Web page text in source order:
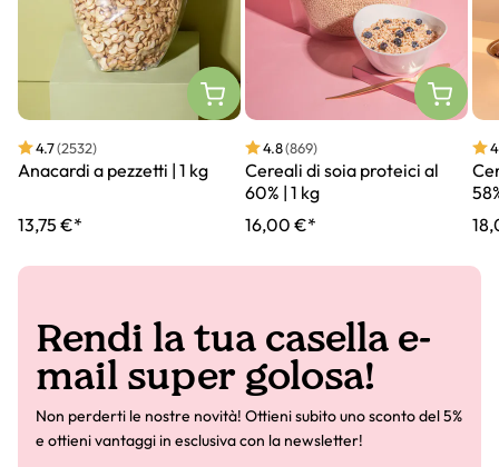
4.7(2532)
Anacardi a pezzetti | 1 kg
13,75 €*
4.8(869)
Cereali di soia proteici al
60% | 1 kg
16,00 €*
Rendi la tua casella e-
mail super golosa!
Non perderti le nostre novità! Ottieni subito uno sconto del 5%
e ottieni vantaggi in esclusiva con la newsletter!